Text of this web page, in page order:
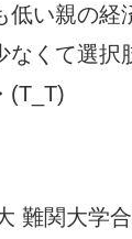
低い親の経
なくて選択
(T_T)
難関大学